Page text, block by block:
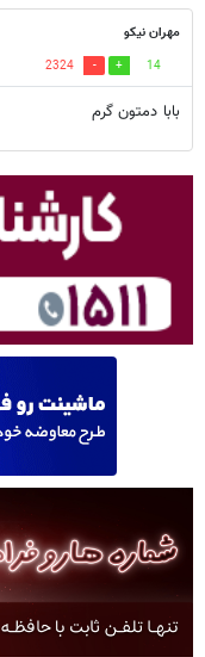
مهران نیکو
14
2324
بابا دمتون گرم